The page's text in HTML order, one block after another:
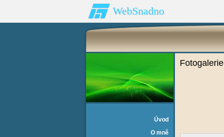
WebSnadno
Úvod
O mně
Fotogalerie